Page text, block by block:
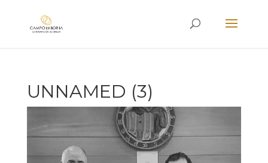
UNNAMED (3)